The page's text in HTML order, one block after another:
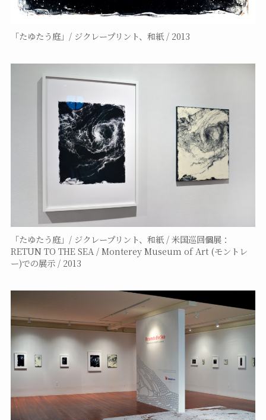
「たゆたう庭」/ ジクレープリント、和紙 / 2013
「たゆたう庭」/ ジクレープリント、和紙 / 米国巡回個展：
RETUN TO THE SEA / Monterey Museum of Art (モントレ
ー)での展示 / 2013